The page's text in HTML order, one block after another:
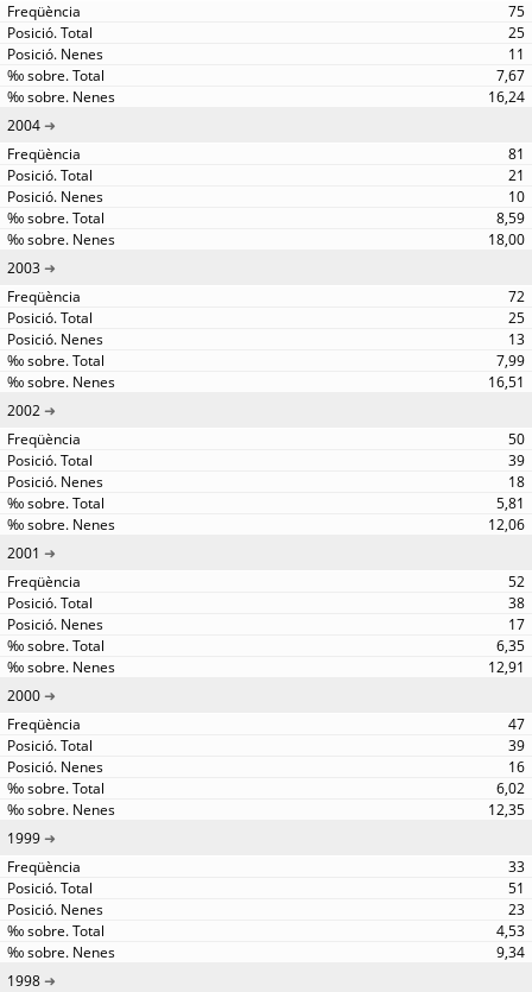
75
25
11
7,67
16,24
2004
81
21
10
8,59
18,00
2003
72
25
13
7,99
16,51
2002
50
39
18
5,81
12,06
2001
52
38
17
6,35
12,91
2000
47
39
16
6,02
12,35
1999
33
51
23
4,53
9,34
1998